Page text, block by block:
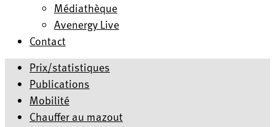
Médiathèque
Avenergy Live
Contact
Prix/statistiques
Publications
Mobilité
Chauffer au mazout